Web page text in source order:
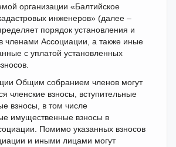
организации «Балтийское
инженеров» (далее –
порядок установления и
членами Ассоциации, а также иные
с уплатой установленных
Общим собранием членов могут
членские взносы, вступительные
взносы, в том числе
имущественные взносы в
Помимо указанных взносов
и иными лицами могут